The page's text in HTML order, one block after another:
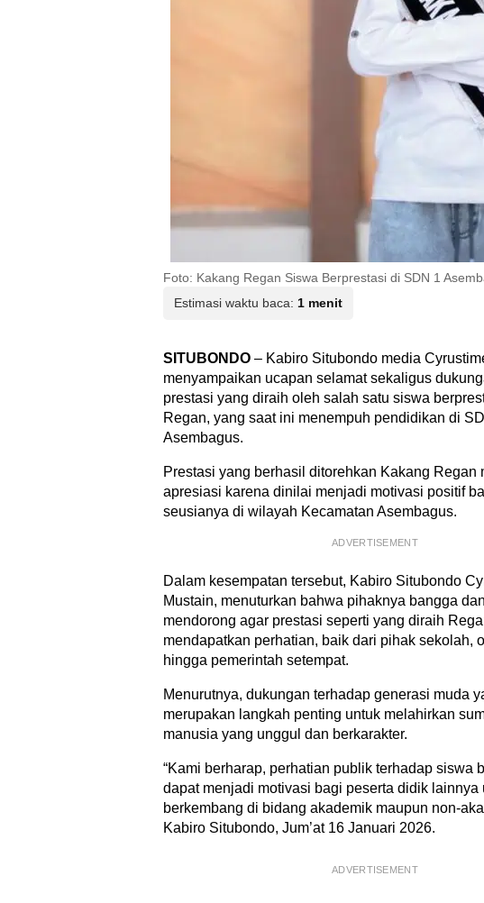
Foto: Kakang Regan Siswa Berprestasi di SDN 1
Estimasi waktu baca: 1 menit
SITUBONDO – Kabiro Situbondo media
menyampaikan ucapan selamat sekaligus
prestasi yang diraih oleh salah satu siswa
Regan, yang saat ini menempuh pendidikan di
Asembagus.
Prestasi yang berhasil ditorehkan Kakang Regan
apresiasi karena dinilai menjadi motivasi positif
seusianya di wilayah Kecamatan Asembagus.
ADVERTISEMENT
Dalam kesempatan tersebut, Kabiro Situbondo
Mustain, menuturkan bahwa pihaknya bangga
mendorong agar prestasi seperti yang diraih
mendapatkan perhatian, baik dari pihak sekolah,
hingga pemerintah setempat.
Menurutnya, dukungan terhadap generasi muda
merupakan langkah penting untuk melahirkan
manusia yang unggul dan berkarakter.
“Kami berharap, perhatian publik terhadap siswa
dapat menjadi motivasi bagi peserta didik lainnya
berkembang di bidang akademik maupun non-
Kabiro Situbondo, Jum’at 16 Januari 2026.
ADVERTISEMENT